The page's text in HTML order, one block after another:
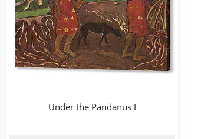
Under the Pandanus I